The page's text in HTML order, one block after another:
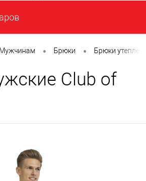
Мужчинам • Брюки • Брюки
Club of